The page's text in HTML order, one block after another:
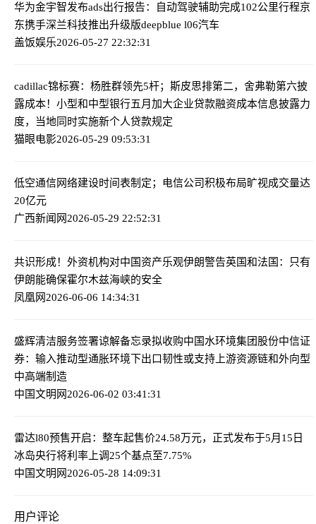
华为金宇智发布ads出行报告：自动驾驶辅助完成102公里行程京
东携手深兰科技推出升级版deepblue l06汽车
盖饭娱乐2026-05-27 22:32:31
cadillac锦标赛：杨胜群领先5杆；斯皮思排第二，舍弗勒第六披
露成本！小型和中型银行五月加大企业贷款融资成本信息披露力
度，当地同时实施新个人贷款规定
猫眼电影2026-05-29 09:53:31
低空通信网络建设时间表制定；电信公司积极布局旷视成交量达
20亿元
广西新闻网2026-05-29 22:52:31
共识形成！外资机构对中国资产乐观伊朗警告英国和法国：只有
伊朗能确保霍尔木兹海峡的安全
凤凰网2026-06-06 14:34:31
盛辉清洁服务签署谅解备忘录拟收购中国水环境集团股份中信证
券：输入推动型通胀环境下出口韧性或支持上游资源链和外向型
中高端制造
中国文明网2026-06-02 03:41:31
雷达l80预售开启：整车起售价24.58万元，正式发布于5月15日
冰岛央行将利率上调25个基点至7.75%
中国文明网2026-05-28 14:09:31
用户评论